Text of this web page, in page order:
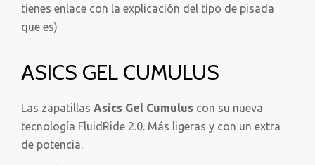
tienes enlace con la explicación del tipo de pisada
que es)
ASICS GEL CUMULUS
Las zapatillas Asics Gel Cumulus con su nueva
tecnología FluidRide 2.0. Más ligeras y con un extra
de potencia.